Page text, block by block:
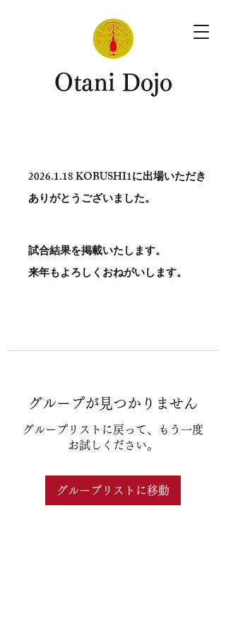
​Otani Dojo
2026.1.18KOBUSHI1に出場いただき
ありがとう​ございました。
試合結果を掲載いたします。
​来年もよろしくおねがいします。
グループが見つかりません
グループリストに戻って、もう一度
お試しください。
グループリストに移動